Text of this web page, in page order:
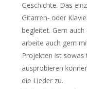
Geschichte. Das
Gitarren- oder
begleitet. Gern
arbeite auch gern
Projekten ist sowas
ausprobieren
die Lieder zu.